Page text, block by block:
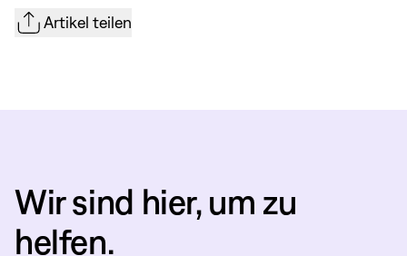
Artikel teilen
Wir sind hier, um zu
helfen.